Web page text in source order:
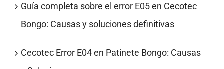
Guía completa sobre el error E05 en Cecotec
Bongo: Causas y soluciones definitivas
Cecotec Error E04 en Patinete Bongo: Causas